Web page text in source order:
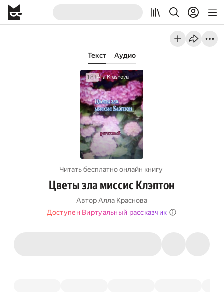
Текст Аудио
Читать бесплатно онлайн книгу
Цветы зла миссис Клэптон
АвторАлла Краснова
Доступен Виртуальный рассказчик